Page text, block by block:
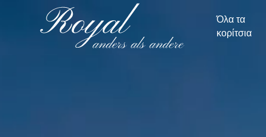
Όλα τα
κορίτσια